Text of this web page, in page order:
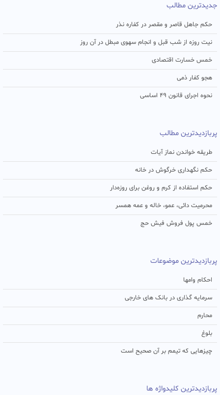
جدیدترین مطالب
حکم جاهل قاصر و مقصر در کفاره نذر
نیت روزه از شب قبل و انجام سهوی مبطل در آن روز
خمس خسارت اقتصادی
هجو کفار ذمی
نحوه اجرای قانون ۴۹ اساسی
پربازدیدترین مطالب
طریقه خواندن نماز آیات
حکم نگهداری خرگوش در خانه
حکم استفاده از کرم و روغن برای روزه‌دار
محرمیت دائی، عمو، خاله و عمه همسر
خمس پول فروش فیش حج
پربازدیدترین موضوعات
احکام وامها
سرمایه گذاری در بانک های خارجی
محارم
بلوغ
چیزهایی که تیمم بر آن صحیح است
پربازدیدترین کلیدواژه ها